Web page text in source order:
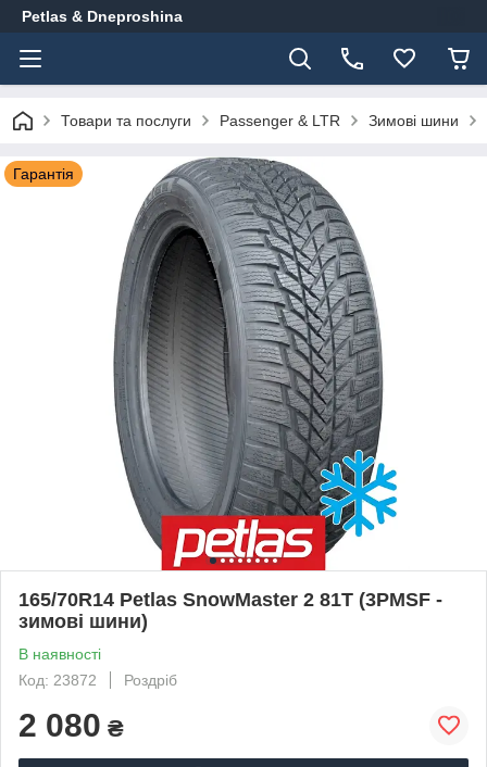
Petlas & Dneproshina
Товари та послуги Passenger & LTR Зимові шини
Гарантія
165/70R14 Petlas SnowMaster 2 81T (3PMSF -
зимові шини)
В наявності
Код: 23872
Роздріб
2 080 ₴